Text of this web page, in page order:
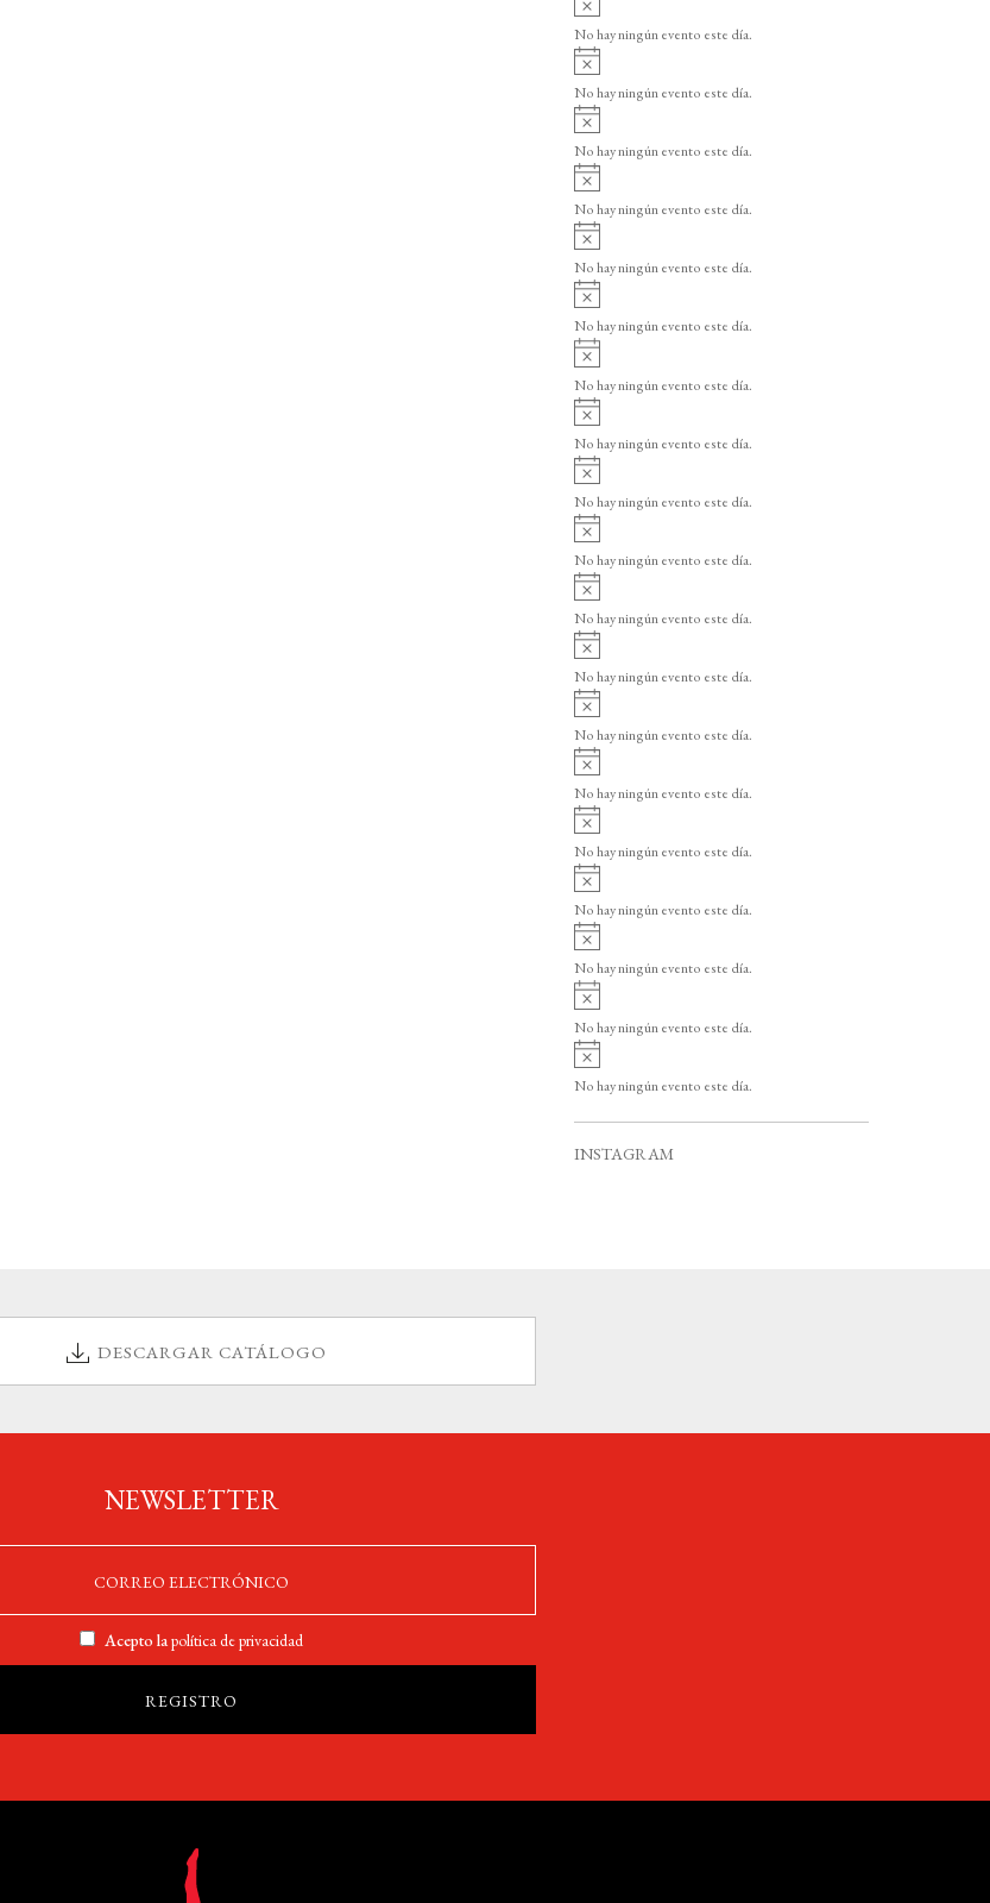
o
v
i
o
No hay ningún evento este día.
v
i
o
No hay ningún evento este día.
v
i
o
No hay ningún evento este día.
v
i
o
No hay ningún evento este día.
v
i
o
No hay ningún evento este día.
v
i
o
No hay ningún evento este día.
A
v
i
o
No hay ningún evento este día.
A
v
i
o
No hay ningún evento este día.
A
v
i
o
No hay ningún evento este día.
v
i
o
No hay ningún evento este día.
v
i
o
No hay ningún evento este día.
v
i
o
No hay ningún evento este día.
v
i
o
No hay ningún evento este día.
v
i
o
No hay ningún evento este día.
v
i
o
No hay ningún evento este día.
v
i
o
No hay ningún evento este día.
v
i
o
No hay ningún evento este día.
A
v
i
o
No hay ningún evento este día.
A
v
i
No hay ningún evento este día.
INSTAGRAM
DESCARGAR CATÁLOGO
NEWSLETTER
Acepto lapolítica de privacidad